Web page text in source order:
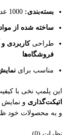
بسته‌بندی:
ساخته شده از
طراحیکاربردی
فروشگاه‌ها
مناسب برای
این پلمپ نخی با
اتیکت‌گذاری و
و به محصولات خود